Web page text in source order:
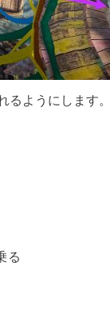
ようにします
る